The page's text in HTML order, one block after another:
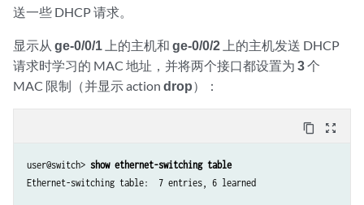
送一些 DHCP 请求。
显示从 ge-0/0/1 上的主机和 ge-0/0/2 上的主机发送 DHCP
请求时学习的 MAC 地址，并将两个接口都设置为 3个
MAC 限制（并显示 action drop）：
content_copy zoom_out_map
user@switch> show ethernet-switching table
Ethernet-switching table:  7 entries, 6 learned